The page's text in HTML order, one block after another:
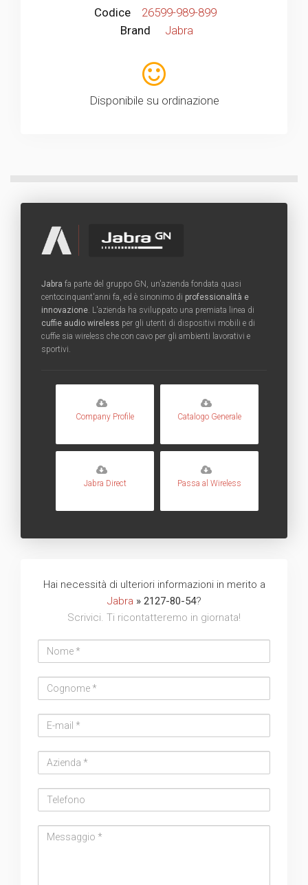
Codice
26599-989-899
Brand
Jabra
Disponibile su ordinazione
Jabra fa parte del gruppo GN, un'azienda fondata quasi
centocinquant'anni fa, ed è sinonimo di professionalità e
innovazione . L'azienda ha sviluppato una premiata linea di
cuffie audio wireless per gli utenti di dispositivi mobili e di
cuffie sia wireless che con cavo per gli ambienti lavorativi e
sportivi.
Company Profile Catalogo Generale
Jabra Direct Passa al Wireless
Hai necessità di ulteriori informazioni in merito a
Jabra » 2127-80-54?
Scrivici. Ti ricontatteremo in giornata!
address